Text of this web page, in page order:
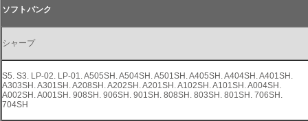
ソフトバンク
シャープ
S5. S3. LP-02. LP-01. A505SH. A504SH. A501SH. A405SH. A404SH. A401SH.
A303SH. A301SH. A208SH. A202SH. A201SH. A102SH. A101SH. A004SH.
A002SH. A001SH. 908SH. 906SH. 901SH. 808SH. 803SH. 801SH. 706SH.
704SH